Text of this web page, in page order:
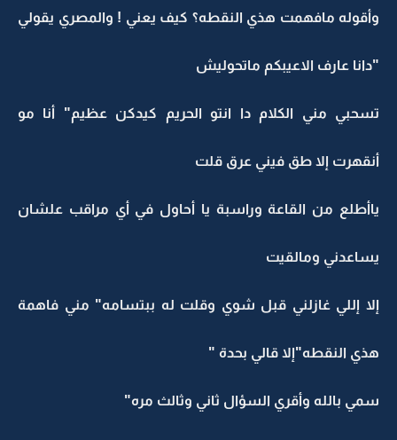
وأقوله مافهمت هذي النقطه؟ كيف يعني ! والمصري يقولي
"دانا عارف الاعيبكم ماتحوليش
تسحبي مني الكلام دا انتو الحريم كيدكن عظيم" أنا مو
أنقهرت إلا طق فيني عرق قلت
ياأطلع من القاعة وراسبة يا أحاول في أي مراقب علشان
يساعدني ومالقيت
إلا إللي غازلني قبل شوي وقلت له ببتسامه" مني فاهمة
هذي النقطه"إلا قالي بحدة "
سمي بالله وأقري السؤال ثاني وثالث مره"